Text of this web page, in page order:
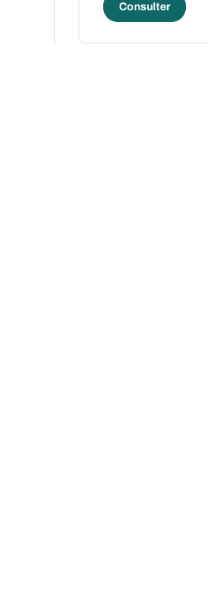
Consulter